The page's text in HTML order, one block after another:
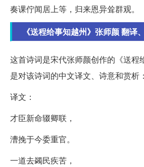
奏课佇闻居上等，归来恩异耸群观。
《送程给事知越州》张师颜 翻译
这首诗词是宋代张师颜创作的《送程
是对该诗词的中文译文、诗意和赏析：
译文：
才臣新命辍卿联，
漕挽于今委重官。
一道去蠲民疾苦，